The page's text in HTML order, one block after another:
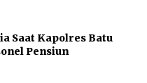
Saat Kapolres Batu
Pensiun